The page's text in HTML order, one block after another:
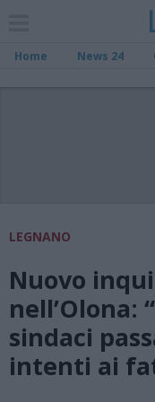
Home News 24
LEGNANO
Nuovo
nell’Olona:
sindaci
intenti ai